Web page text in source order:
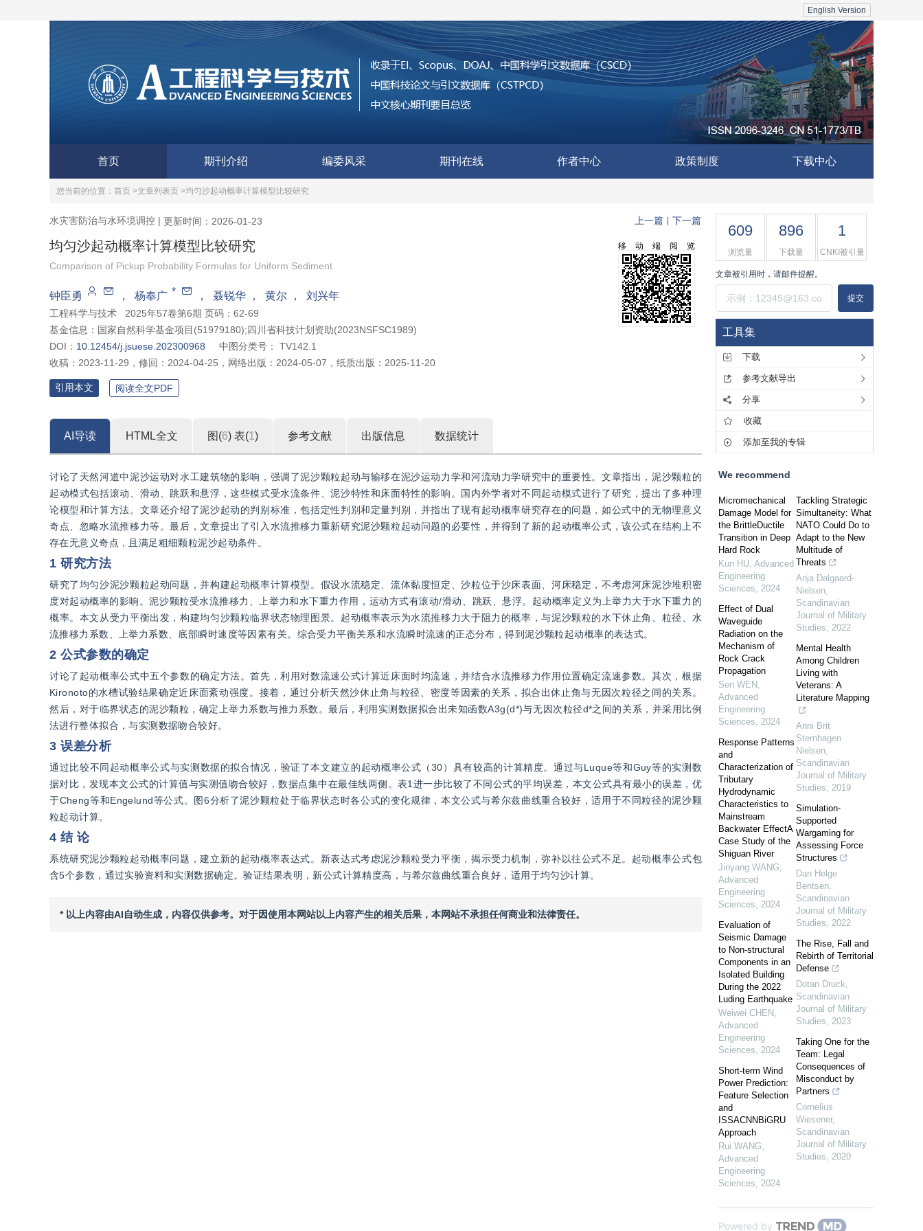
English Version
首页 期刊介绍 编委风采 期刊在线 作者中心 政策制度 下载中心
您当前的位置： 首页 >文章列表页 >均匀沙起动概率计算模型比较研究
水灾害防治与水环境调控 | 更新时间：2026-01-23 上一篇 下一篇
均匀沙起动概率计算模型比较研究
Comparison of Pickup Probability Formulas for Uniform Sediment
钟臣勇 ， 杨奉广 * ， 聂锐华 ， 黄尔 ， 刘兴年
工程科学与技术
2025年57卷第6期 页码：62-69
基金信息： 国家自然科学基金项目(51979180);四川省科技计划资助(2023NSFSC1989)
DOI： 10.12454/j.jsuese.202300968 中图分类号：
TV142.1
收稿： 2023-11-29 ， 修回： 2024-04-25 ， 网络出版： 2024-05-07 ， 纸质出版： 2025-11-20
移动端阅览
引用本文 阅读全文PDF
AI导读 HTML全文 图(6) 表(1 ) 参考文献 出版信息 数据统计
讨论了天然河道中泥沙运动对水工建筑物的影响，强调了泥沙颗粒起动与输移在泥沙运动力学和河流动力学研究中的重要性。文章指出，泥沙颗粒的
起动模式包括滚动、滑动、跳跃和悬浮，这些模式受水流条件、泥沙特性和床面特性的影响。国内外学者对不同起动模式进行了研究，提出了多种理
论模型和计算方法。文章还介绍了泥沙起动的判别标准，包括定性判别和定量判别，并指出了现有起动概率研究存在的问题，如公式中的无物理意义
奇点、忽略水流推移力等。最后，文章提出了引入水流推移力重新研究泥沙颗粒起动问题的必要性，并得到了新的起动概率公式，该公式在结构上不
存在无意义奇点，且满足粗细颗粒泥沙起动条件。
1 研究方法
研究了均匀沙泥沙颗粒起动问题，并构建起动概率计算模型。假设水流稳定、流体黏度恒定、沙粒位于沙床表面、河床稳定，不考虑河床泥沙堆积密
度对起动概率的影响。泥沙颗粒受水流推移力、上举力和水下重力作用，运动方式有滚动/滑动、跳跃、悬浮。起动概率定义为上举力大于水下重力的
概率。本文从受力平衡出发，构建均匀沙颗粒临界状态物理图景。起动概率表示为水流推移力大于阻力的概率，与泥沙颗粒的水下休止角、粒径、水
流推移力系数、上举力系数、底部瞬时速度等因素有关。综合受力平衡关系和水流瞬时流速的正态分布，得到泥沙颗粒起动概率的表达式。
2 公式参数的确定
讨论了起动概率公式中五个参数的确定方法。首先，利用对数流速公式计算近床面时均流速，并结合水流推移力作用位置确定流速参数。其次，根据
Kironoto的水槽试验结果确定近床面紊动强度。接着，通过分析天然沙休止角与粒径、密度等因素的关系，拟合出休止角与无因次粒径之间的关系。
然后，对于临界状态的泥沙颗粒，确定上举力系数与推力系数。最后，利用实测数据拟合出未知函数A3g(d*)与无因次粒径d*之间的关系，并采用比例
法进行整体拟合，与实测数据吻合较好。
3 误差分析
通过比较不同起动概率公式与实测数据的拟合情况，验证了本文建立的起动概率公式（30）具有较高的计算精度。通过与Luque等和Guy等的实测数
据对比，发现本文公式的计算值与实测值吻合较好，数据点集中在最佳线两侧。表1进一步比较了不同公式的平均误差，本文公式具有最小的误差，优
于Cheng等和Engelund等公式。图6分析了泥沙颗粒处于临界状态时各公式的变化规律，本文公式与希尔兹曲线重合较好，适用于不同粒径的泥沙颗
粒起动计算。
4 结 论
系统研究泥沙颗粒起动概率问题，建立新的起动概率表达式。新表达式考虑泥沙颗粒受力平衡，揭示受力机制，弥补以往公式不足。起动概率公式包
含5个参数，通过实验资料和实测数据确定。验证结果表明，新公式计算精度高，与希尔兹曲线重合良好，适用于均匀沙计算。
* 以上内容由AI自动生成，内容仅供参考。对于因使用本网站以上内容产生的相关后果，本网站不承担任何商业和法律责任。
609
浏览量
896
下载量
1
CNKI被引量
文章被引用时，请邮件提醒。
提交
工具集
下载
参考文献导出
分享
收藏
添加至我的专辑
We recommend
Micromechanical
Damage Model for
the BrittleDuctile
Transition in Deep
Hard Rock
Kun HU, Advanced
Engineering
Sciences, 2024
Effect of Dual
Waveguide
Radiation on the
Mechanism of
Rock Crack
Propagation
Sen WEN ,
Advanced
Engineering
Sciences, 2024
Response Patterns
and
Characterization of
Tributary
Hydrodynamic
Characteristics to
Mainstream
Backwater EffectA
Case Study of the
Shiguan River
Jinyang WANG,
Advanced
Engineering
Sciences, 2024
Evaluation of
Seismic Damage
to Non-structural
Components in an
Isolated Building
During the 2022
Luding Earthquake
Weiwei CHEN ,
Advanced
Engineering
Sciences, 2024
Short-term Wind
Power Prediction:
Feature Selection
and
ISSACNNBiGRU
Approach
Rui WANG,
Advanced
Engineering
Sciences, 2024
Tackling Strategic
Simultaneity: What
NATO Could Do to
Adapt to the New
Multitude of
Threats
Anja Dalgaard-
Nielsen,
Scandinavian
Journal of Military
Studies, 2022
Mental Health
Among Children
Living with
Veterans: A
Literature Mapping
Anni Brit
Sternhagen
Nielsen,
Scandinavian
Journal of Military
Studies, 2019
Simulation-
Supported
Wargaming for
Assessing Force
Structures
Dan Helge
Bentsen,
Scandinavian
Journal of Military
Studies, 2022
The Rise, Fall and
Rebirth of Territorial
Defense
Dotan Druck,
Scandinavian
Journal of Military
Studies, 2023
Taking One for the
Team: Legal
Consequences of
Misconduct by
Partners
Cornelius
Wiesener,
Scandinavian
Journal of Military
Studies, 2020
Powered by